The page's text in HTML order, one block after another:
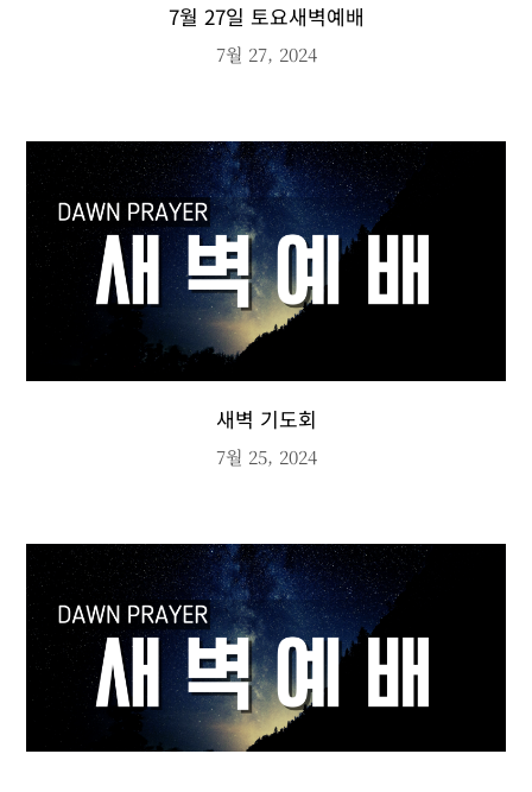
7월 27일 토요새벽예배
7월 27, 2024
새벽 기도회
7월 25, 2024